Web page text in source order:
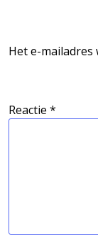
Het e-
Reactie *